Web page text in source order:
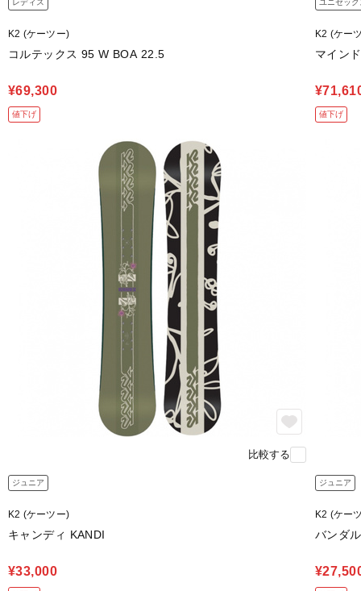
レディス
K2 (ケーツー)
コルテックス 95 W BOA 22.5
¥69,300
値下げ
ユニセック
K2 (ケー
マイン
値下げ
比較する
ジュニア
K2 (ケーツー)
キャンディ KANDI
¥33,000
ジュニア
K2 (ケー
バンダ